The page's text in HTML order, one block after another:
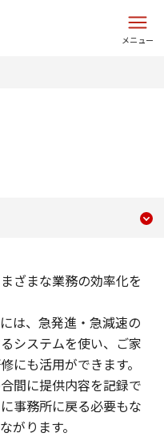
メニュー
ざまな業務の効率化を
は、急発進・急減速の
システムを使い、ご家
にも活用ができます。
間に提供内容を記録で
事務所に戻る必要もな
がります。